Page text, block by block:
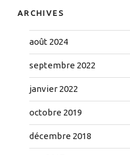
ARCHIVES
août 2024
septembre 2022
janvier 2022
octobre 2019
décembre 2018